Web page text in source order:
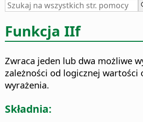
Funkcja IIf
Zwraca jeden lub dwa możliwe
zależności od logicznej wartości
wyrażenia.
Składnia: